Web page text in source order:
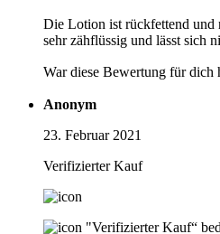
Die Lotion ist rückfettend und
sehr zähflüssig und lässt sich
War diese Bewertung für dich
Anonym
23. Februar 2021
Verifizierter Kauf
"Verifizierter Kauf“